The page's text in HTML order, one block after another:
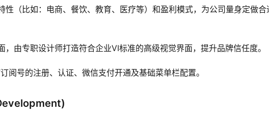
性（比如：电商、餐饮、教育、医疗等）和盈利模式，为公司量身定做合
，由专职设计师打造符合企业VI标准的高级视觉界面，提升品牌信任度。
阅号的注册、认证、微信支付开通及基础菜单栏配置。